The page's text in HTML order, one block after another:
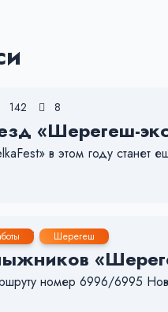
142 8
«Шерегеш-
в этом году
Шерегеш
1645 19
номер 6996/6995